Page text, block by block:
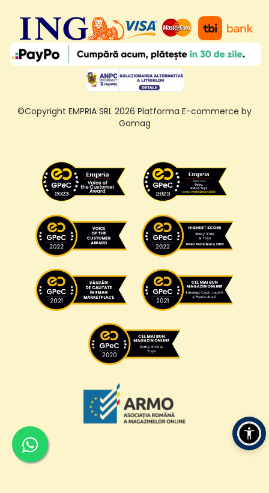
©Copyright EMPRIA SRL 2026 Platforma E-commerce by
Gomag